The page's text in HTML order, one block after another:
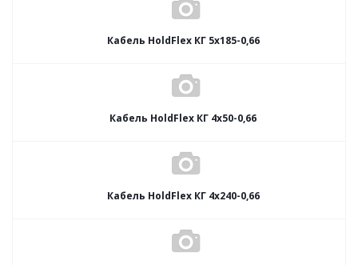
Кабель HoldFlex КГ 5x185-0,66
Кабель HoldFlex КГ 4x50-0,66
Кабель HoldFlex КГ 4x240-0,66